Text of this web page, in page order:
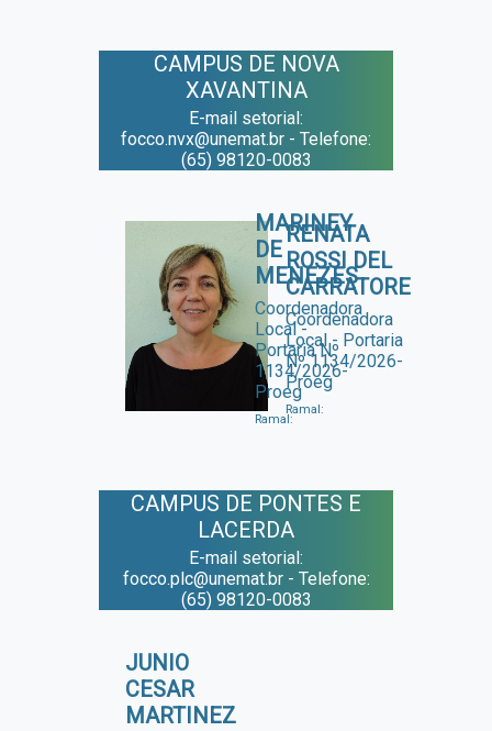
CAMPUS DE NOVA
XAVANTINA
E-mail setorial:
focco.nvx@unemat.br - Telefone:
(65) 98120-0083
RENATA
ROSSI DEL
CARRATORE
Coordenadora
Local - Portaria
Nº 1134/2026-
Proeg
Ramal:
MARINEY
DE
MENEZES
Coordenadora
Local -
Portaria Nº
1134/2026-
Proeg
Ramal:
CAMPUS DE PONTES E
LACERDA
E-mail setorial:
focco.plc@unemat.br - Telefone:
(65) 98120-0083
JUNIO
CESAR
MARTINEZ